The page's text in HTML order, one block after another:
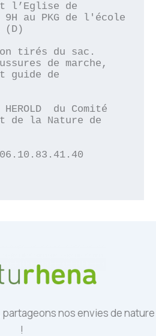
l’Eglise de
à 9H au PKG de l'école
(D)
tirés du sac.
de marche,
guide de
du Comité
de la Nature de
nos envies de nature
!